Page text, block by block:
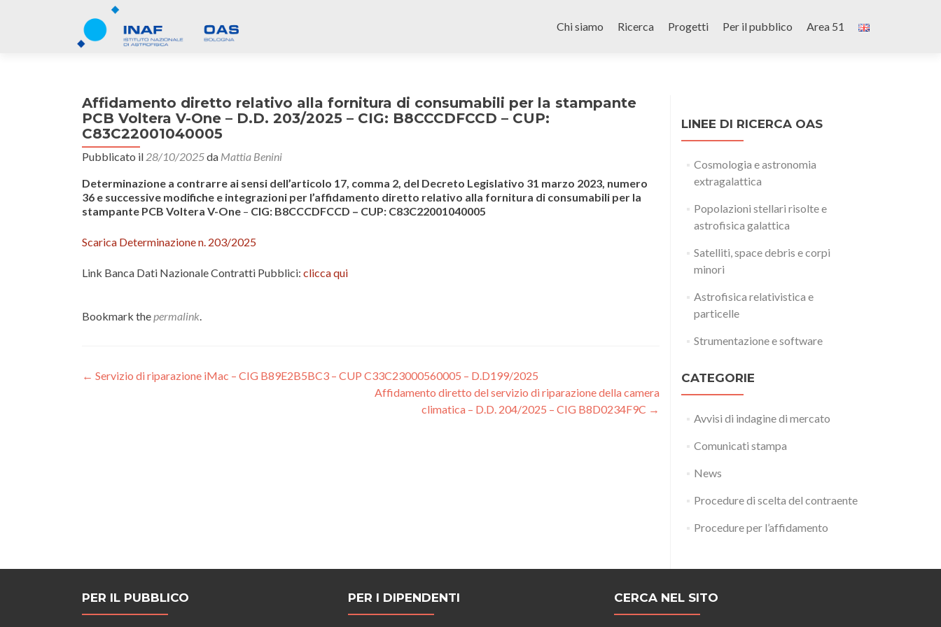
to
Chi siamo Ricerca Progetti Per il pubblico Area 51
Affidamento diretto relativo alla fornitura di consumabili per la stampante
PCB Voltera V-One – D.D. 203/2025 – CIG: B8CCCDFCCD – CUP:
C83C22001040005
Pubblicato il 28/10/2025da Mattia Benini
Determinazione a contrarre ai sensi dell’articolo 17, comma 2, del Decreto Legislativo 31 marzo 2023, numero
36 e successive modifiche e integrazioni per l’affidamento diretto relativo alla fornitura di consumabili per la
stampante PCB Voltera V-One – CIG: B8CCCDFCCD – CUP: C83C22001040005
Scarica Determinazione n. 203/2025
Link Banca Dati Nazionale Contratti Pubblici: clicca qui
Bookmark thepermalink.
Post
← Servizio di riparazione iMac – CIG B89E2B5BC3 – CUP C33C23000560005 – D.D199/2025
Affidamento diretto del servizio di riparazione della camera
climatica – D.D. 204/2025 – CIG B8D0234F9C →
LINEE DI RICERCA OAS
Cosmologia e astronomia
extragalattica
Popolazioni stellari risolte e
astrofisica galattica
Satelliti, space debris e corpi
minori
Astrofisica relativistica e
particelle
Strumentazione e software
CATEGORIE
Avvisi di indagine di mercato
Comunicati stampa
News
Procedure di scelta del contraente
Procedure per l’affidamento
PER IL PUBBLICO PER I DIPENDENTI CERCA NEL SITO